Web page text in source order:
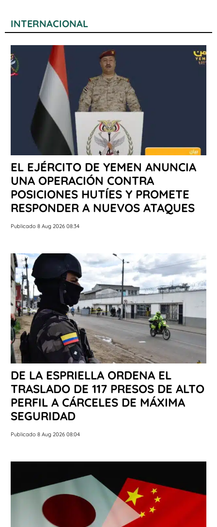
INTERNACIONAL
EL EJÉRCITO DE YEMEN ANUNCIA
UNA OPERACIÓN CONTRA
POSICIONES HUTÍES Y PROMETE
RESPONDER A NUEVOS ATAQUES
Publicado 8 Aug 2026 08:34
DE LA ESPRIELLA ORDENA EL
TRASLADO DE 117 PRESOS DE ALTO
PERFIL A CÁRCELES DE MÁXIMA
SEGURIDAD
Publicado 8 Aug 2026 08:04